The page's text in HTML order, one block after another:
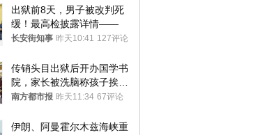
出狱前8天，男子被改判死
缓！最高检披露详情——
长安街知事 昨天10:41 127评论
传销头目出狱后开办国学书
院，家长被洗脑称孩子挨打
才有效果
南方都市报 昨天11:34 67评论
伊朗、阿曼霍尔木兹海峡重